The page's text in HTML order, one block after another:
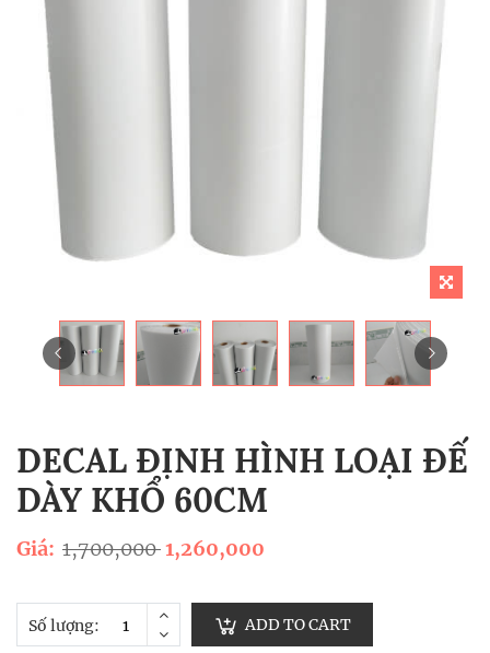
DECAL ĐỊNH HÌNH LOẠI ĐẾ
DÀY KHỔ 60CM
Giá: 1,700,0001,260,000
Số lượng: ADD TO CART